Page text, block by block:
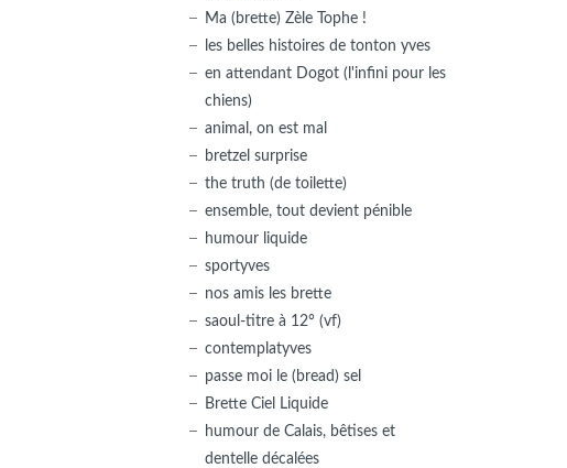
Ma (brette) Zèle Tophe !
les belles histoires de tonton yves
en attendant Dogot (l'infini pour les
chiens)
animal, on est mal
bretzel surprise
the truth (de toilette)
ensemble, tout devient pénible
humour liquide
sportyves
nos amis les brette
saoul-titre à 12° (vf)
contemplatyves
passe moi le (bread) sel
Brette Ciel Liquide
humour de Calais, bêtises et
dentelle décalées